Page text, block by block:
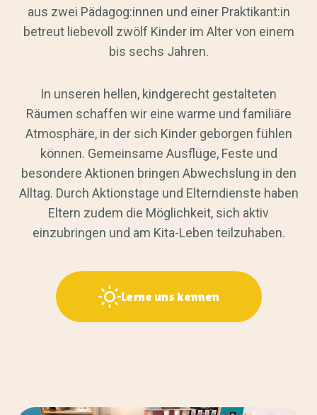
aus zwei Pädagog:innen und einer Praktikant:in
betreut liebevoll zwölf Kinder im Alter von einem
bis sechs Jahren.
In unseren hellen, kindgerecht gestalteten
Räumen schaffen wir eine warme und familiäre
Atmosphäre, in der sich Kinder geborgen fühlen
können. Gemeinsame Ausflüge, Feste und
besondere Aktionen bringen Abwechslung in den
Alltag. Durch Aktionstage und Elterndienste haben
Eltern zudem die Möglichkeit, sich aktiv
einzubringen und am Kita-Leben teilzuhaben.
Lerne uns kennen